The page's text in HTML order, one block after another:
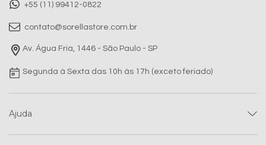
+55 (11) 99412-0822
contato@sorellastore.com.br
Av. Água Fria, 1446 - São Paulo - SP
Segunda à Sexta das 10h às 17h (exceto feriado)
Ajuda